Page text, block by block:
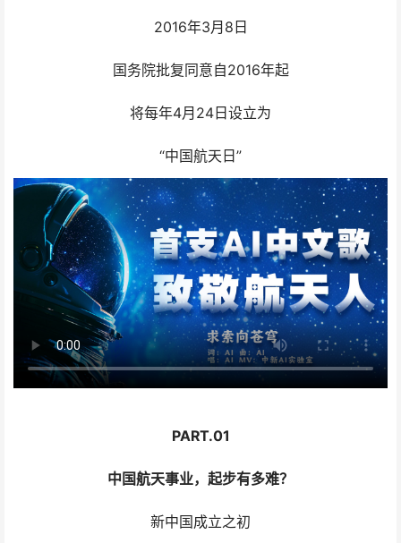
2016年3月8日
国务院批复同意自2016年起
将每年4月24日设立为
“中国航天日”
PART.01
中国航天事业，起步有多难？
新中国成立之初